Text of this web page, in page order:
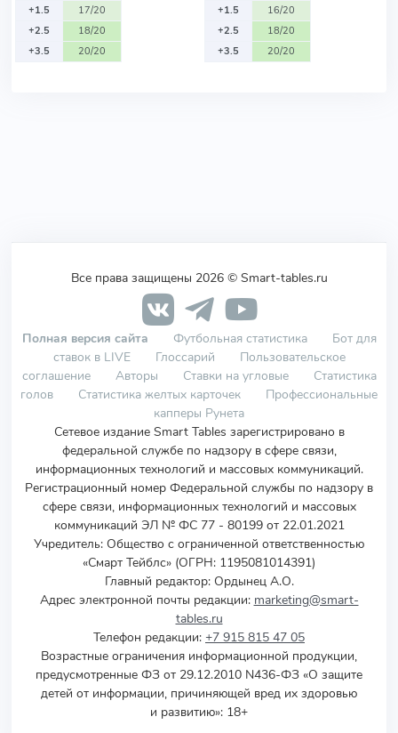
+1.5
17/20
+2.5
18/20
+3.5
20/20
+1.5
16/20
+2.5
18/20
+3.5
20/20
Все права защищены 2026 © Smart-tables.ru
Полная версия сайта Футбольная статистика
Бот для
ставок в LIVE
Глоссарий
Пользовательское
соглашение
Авторы Ставки на угловые
Статистика
голов
Статистика желтых карточек
Профессиональные
капперы Рунета
Сетевое издание Smart Tables зарегистрировано в
федеральной службе по надзору в сфере связи,
информационных технологий и массовых коммуникаций.
Регистрационный номер Федеральной службы по надзору в
сфере связи, информационных технологий и массовых
коммуникаций ЭЛ № ФС 77 - 80199 от 22.01.2021
Учредитель: Общество с ограниченной ответственностью
«Смарт Тейблс» (ОГРН: 1195081014391)
Главный редактор: Ордынец А.О.
Адрес электронной почты редакции: marketing@smart-
tables.ru
Телефон редакции: +7 915 815 47 05
Возрастные ограничения информационной продукции,
предусмотренные ФЗ от 29.12.2010 N436-ФЗ «О защите
детей от информации, причиняющей вред их здоровью
и развитию»: 18+